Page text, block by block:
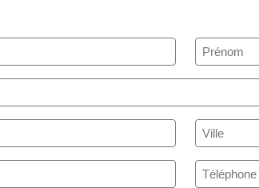
Prénom
Ville
Téléphone